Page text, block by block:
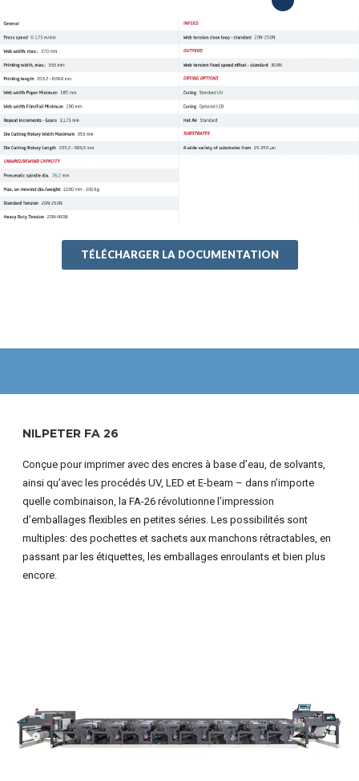
TÉLÉCHARGER LA DOCUMENTATION
NILPETER FA 26
Conçue pour imprimer avec des encres à base d’eau, de solvants,
ainsi qu’avec les procédés UV, LED et E-beam – dans n’importe
quelle combinaison, la FA-26 révolutionne l’impression
d’emballages flexibles en petites séries. Les possibilités sont
multiples: des pochettes et sachets aux manchons rétractables, en
passant par les étiquettes, les emballages enroulants et bien plus
encore.